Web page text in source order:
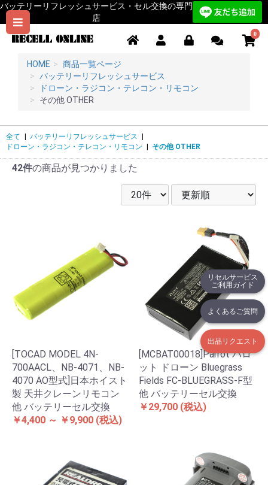
リセルサービス
ご利用ガイド
よくあるご質問
出品リクエスト
バッテリーリフレッシュサービス・セル交換の専門
店
0
HOME
商品一覧ページ
バッテリーリフレッシュサービス
ドローン・ラジコン・テレコン・リモコン
その他 OTHER
全て バッテリーリフレッシュサービス
ドローン・ラジコン・テレコン・リモコン
その他 OTHER
42件の商品が見つかりました
[TOCAD MODEL 4N-
700AACL、NB-4071、NB-
4070 AO型式]日本ホイスト
製 天井クレーンリモコン
他 バッテリーセル交換
￥4,400 ～ ￥9,900 (税込)
[MCBAT00018]Parrot パロ
ット ドローン Bluegrass
Fields FC-BLUEGRASS-F型
他 バッテリーセル交換
￥29,700 (税込)